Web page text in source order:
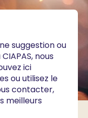
suggestion ou
nous
ici
ou utilisez le
contacter,
meilleurs